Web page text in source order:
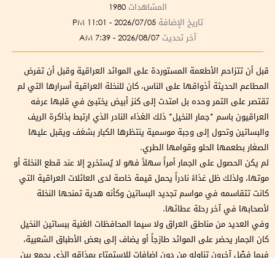
المشاهدات 1980
تاريخ الإضافة 2026/07/05 - 11:01 PM
آخر تحديث 2026/08/07 - 7:39 AM
قبل أن تتزاحم الأطعمة المستوردة على الموائد العراقية وقبل أن تفرض
المطاعم الحديثة أذواقها على الناس، كان للنخلة العراقية أسرارها التي لم
تقتصر على التمر وحده بل امتدت إلى كنز أبيض يختبئ في قلبها عرفه
العراقيون باسم *جمار النخيل* ذلك الغذاء النادر الذي ارتبط بذاكرة الريف
والبساتين وتحول إلى وجبة موسمية ينتظرها الكبار بشغف ويقبل عليها
الصغار بطعمها الحلو وقوامها الطري.
لم يكن الحصول على الجمار أمراً سهلاً فهو لا يُستخرج إلا عند قطع النخلة أو
موتها، ولذلك ظل غذاءً نادراً يحمل قيمة خاصة لدى العائلات العراقية التي
كانت تتقاسمه في مواسم تجديد البساتين وكأنه هدية تمنحها النخلة
لأصحابها في آخر رحلة عطائها.
وفي العديد من مناطق العراق ولا سيما المحافظات الغنية ببساتين النخيل
كان الجمار يحضر على الموائد طازجاً أو يضاف إلى بعض الأطباق الشعبية،
فيما فضّل آخرون تناوله من دون إضافات للاستمتاع بمذاقه الذي يجمع بين